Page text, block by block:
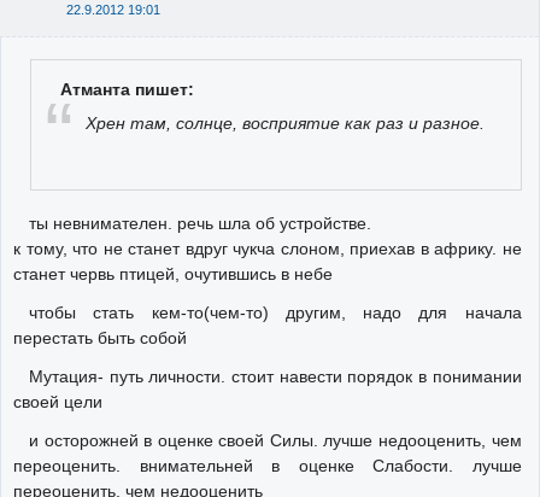
22.9.2012 19:01
Атманта пишет:
Хрен там, солнце, восприятие как раз и разное.
ты невнимателен. речь шла об устройстве.
к тому, что не станет вдруг чукча слоном, приехав в африку. не
станет червь птицей, очутившись в небе
чтобы стать кем-то(чем-то) другим, надо для начала
перестать быть собой
Мутация- путь личности. стоит навести порядок в понимании
своей цели
и осторожней в оценке своей Силы. лучше недооценить, чем
переоценить. внимательней в оценке Слабости. лучше
переоценить, чем недооценить